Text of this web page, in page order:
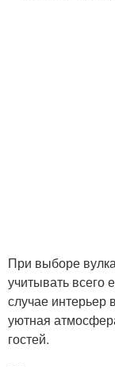
При выборе
учитывать всего
случае интерьер
уютная
гостей.